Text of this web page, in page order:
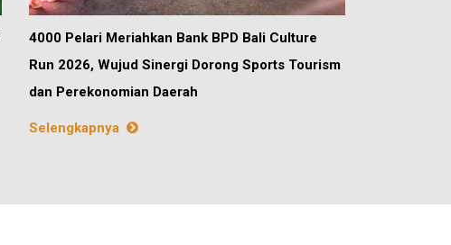
4000 Pelari Meriahkan Bank BPD Bali Culture
Run 2026, Wujud Sinergi Dorong Sports Tourism
dan Perekonomian Daerah
Selengkapnya